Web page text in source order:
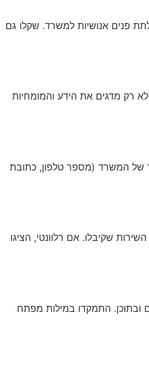
פנים אנושיות למשרד. שקלו גם
רק מדגים את הידע והמומחיות
של המשרד (מספר טלפון, כתובת
שקיבלו. אם רלוונטי, הציגו
ובתוכן. התמקדו במילות מפתח